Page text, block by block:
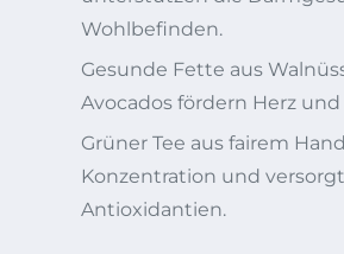
Wohlbefinden.
Gesunde Fette aus
Avocados fördern Herz
Grüner Tee aus fairem
Konzentration und
Antioxidantien.